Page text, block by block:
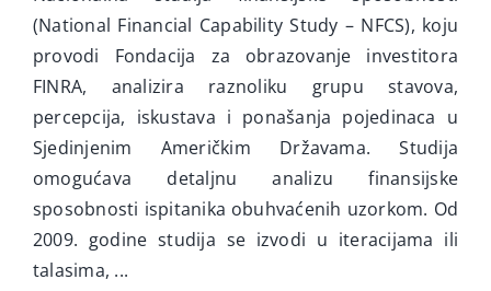
(National Financial Capability Study – NFCS), koju
provodi Fondacija za obrazovanje investitora
FINRA, analizira raznoliku grupu stavova,
percepcija, iskustava i ponašanja pojedinaca u
Sjedinjenim Američkim Državama. Studija
omogućava detaljnu analizu finansijske
sposobnosti ispitanika obuhvaćenih uzorkom. Od
2009. godine studija se izvodi u iteracijama ili
talasima, ...